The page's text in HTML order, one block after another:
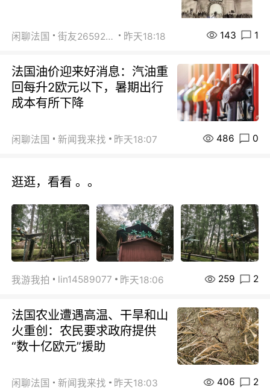
闲聊法国 街友26592800 昨天18:18 143 1
法国油价迎来好消息：汽油重
回每升2欧元以下，暑期出行
成本有所下降
闲聊法国 新闻我来找 昨天18:07 486 0
逛逛，看看 。。
我游我拍 lin14589077 昨天18:06 259 2
法国农业遭遇高温、干旱和山
火重创：农民要求政府提供
“数十亿欧元”援助
闲聊法国 新闻我来找 昨天18:03 406 2